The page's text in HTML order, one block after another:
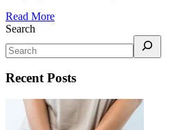
Read More
Search
Recent Posts